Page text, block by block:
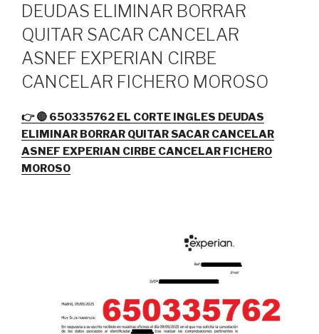
DEUDAS ELIMINAR BORRAR
QUITAR SACAR CANCELAR
ASNEF EXPERIAN CIRBE
CANCELAR FICHERO MOROSO
👉 🔴 650335762 EL CORTE INGLES DEUDAS
ELIMINAR BORRAR QUITAR SACAR CANCELAR
ASNEF EXPERIAN CIRBE CANCELAR FICHERO
MOROSO